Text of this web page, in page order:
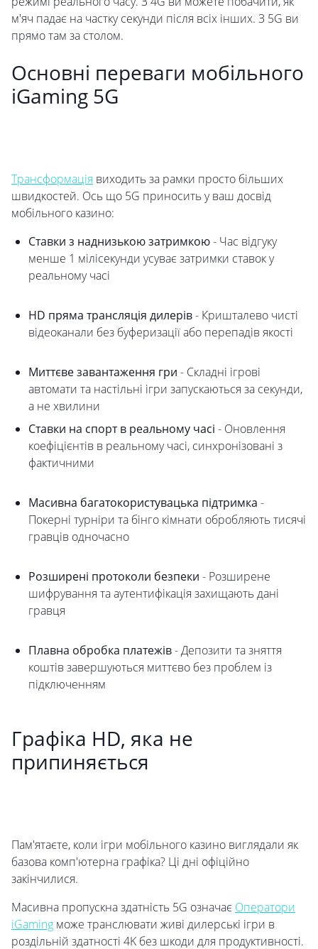
м'яч падає на частку секунди після всіх інших. З 5G ви
прямо там за столом.
Основні переваги мобільного
iGaming 5G
Трансформація виходить за рамки просто більших
швидкостей. Ось що 5G приносить у ваш досвід
мобільного казино:
Ставки з наднизькою затримкою- Час відгуку
менше 1 мілісекунди усуває затримки ставок у
реальному часі
HD пряма трансляція дилерів- Кришталево чисті
відеоканали без буферизації або перепадів якості
Миттєве завантаження гри - Складні ігрові
автомати та настільні ігри запускаються за секунди,
а не хвилини
Ставки на спорт в реальному часі - Оновлення
коефіцієнтів в реальному часі, синхронізовані з
фактичними
Масивна багатокористувацька підтримка -
Покерні турніри та бінго кімнати обробляють тисячі
гравців одночасно
Розширені протоколи безпеки - Розширене
шифрування та аутентифікація захищають дані
гравця
Плавна обробка платежів- Депозити та зняття
коштів завершуються миттєво без проблем із
підключенням
Графіка HD, яка не
припиняється
Пам'ятаєте, коли ігри мобільного казино виглядали як
базова комп'ютерна графіка? Ці дні офіційно
закінчилися.
Масивна пропускна здатність 5G означає Оператори
iGaming може транслювати живі дилерські ігри в
роздільній здатності 4K без шкоди для продуктивності.